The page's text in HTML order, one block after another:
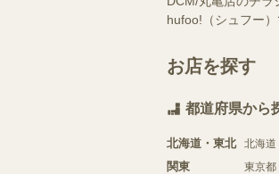
hufoo!（シュフー
お店を探す
都道府県から
北海道・東北 北海道
関東 東京都